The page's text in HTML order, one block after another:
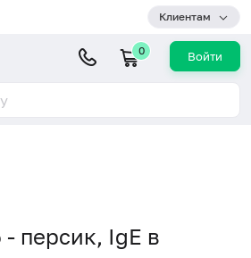
Клиентам
0 Войти
персик, IgE в